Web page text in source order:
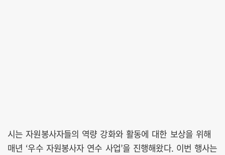
시는 자원봉사자들의 역량 강화와 활동에 대한 보상을 위해
매년 ‘우수 자원봉사자 연수 사업’을 진행해왔다. 이번 행사는